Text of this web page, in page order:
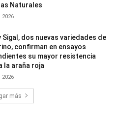
Naturales
2026
Sigal, dos nuevas variedades de
confirman en ensayos
su mayor resistencia
la araña roja
2026
más